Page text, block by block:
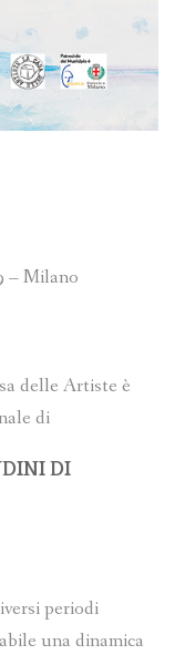
– Milano
delle Artiste è
di
DI
periodi
una dinamica